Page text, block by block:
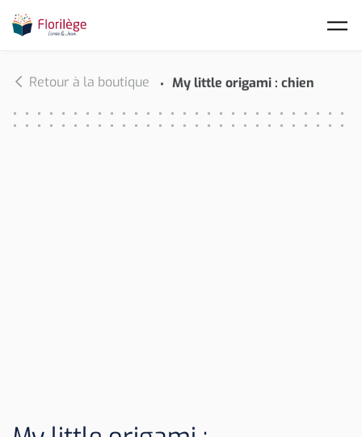
Retour à la boutique My little origami : chien